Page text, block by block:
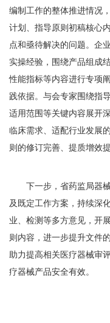
编制工作的整体推进情况
计划、指导原则初稿核心
点和亟待解决的问题。企
实操经验，围绕产品组成
性能指标等内容进行专项
践依据。与会专家围绕指
适用范围等关键内容展开
临床需求、适配行业发展
则的修订完善、提质增效
下一步，省药监局器械
及既定工作方案，持续深
业、检测等多方意见，开
则内容，进一步提升文件
助力提高相关医疗器械审
疗器械产品安全有效。